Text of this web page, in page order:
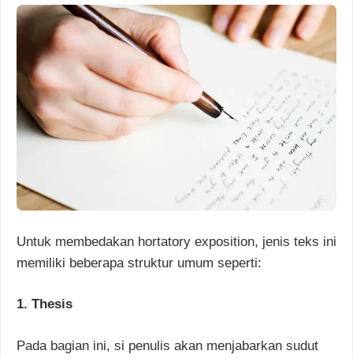
Untuk membedakan hortatory exposition, jenis teks ini
memiliki beberapa struktur umum seperti:
1. Thesis
Pada bagian ini, si penulis akan menjabarkan sudut